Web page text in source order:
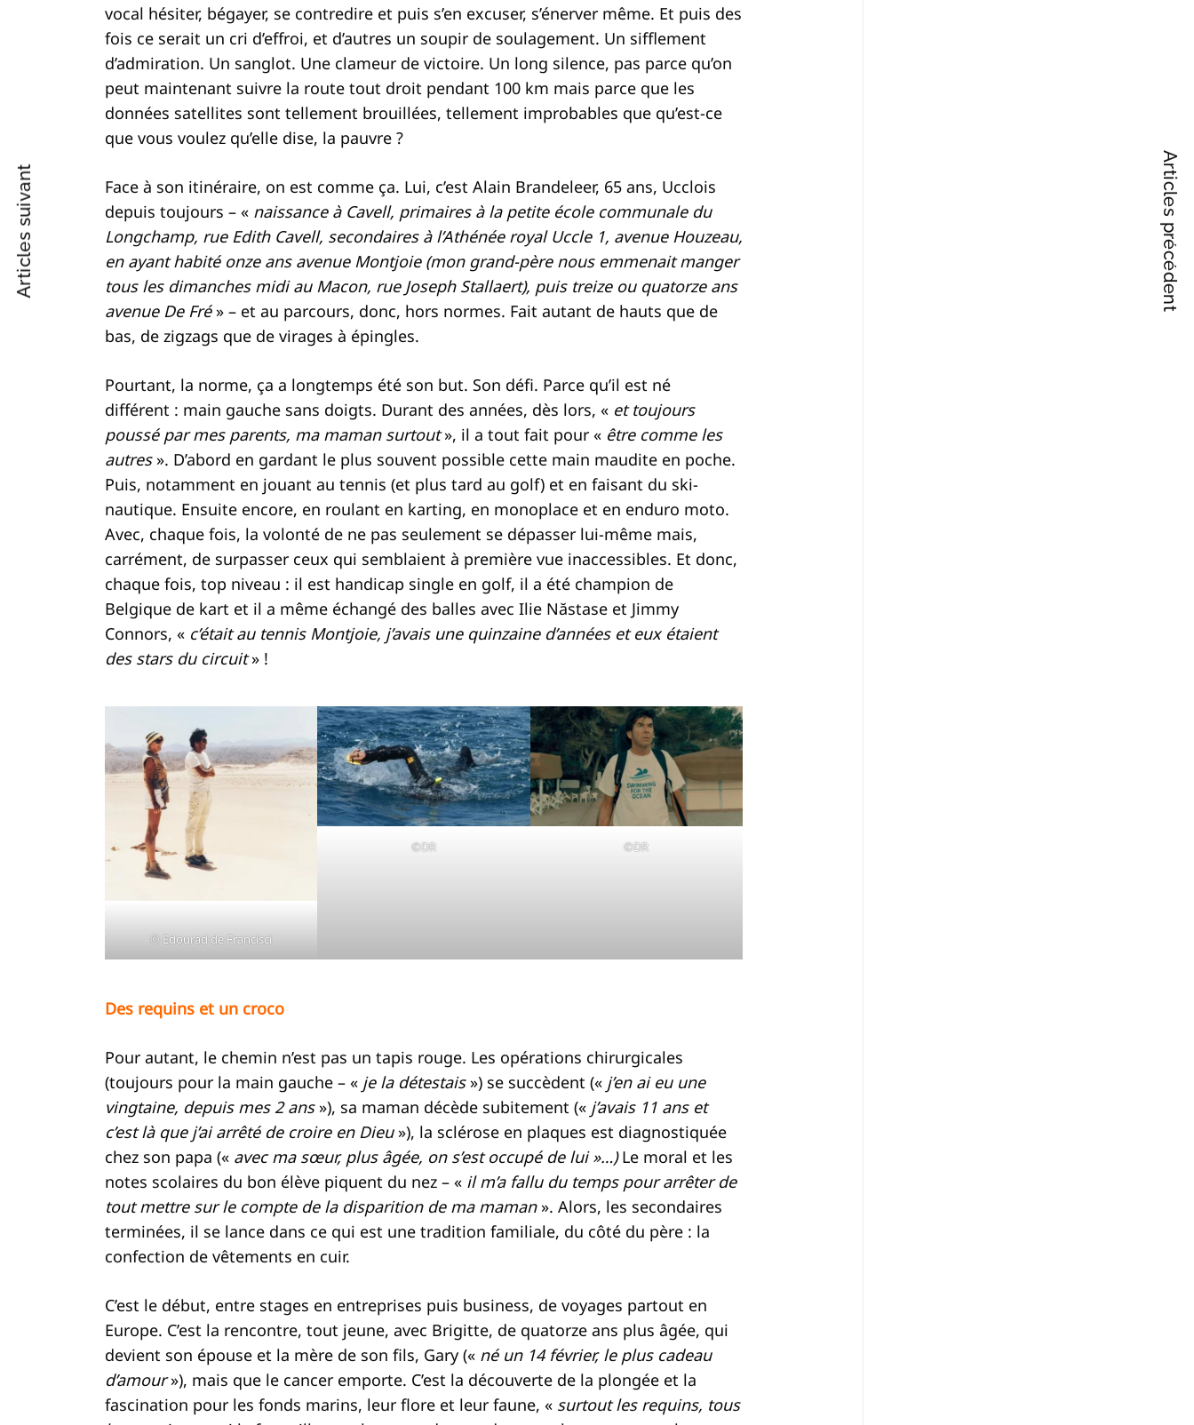
vocal hésiter, bégayer, se contredire et puis s’en excuser, s’énerver même. Et puis des
fois ce serait un cri d’effroi, et d’autres un soupir de soulagement. Un sifflement
d’admiration. Un sanglot. Une clameur de victoire. Un long silence, pas parce qu’on
peut maintenant suivre la route tout droit pendant 100 km mais parce que les
données satellites sont tellement brouillées, tellement improbables que qu’est-ce
que vous voulez qu’elle dise, la pauvre ?
Face à son itinéraire, on est comme ça. Lui, c’est Alain Brandeleer, 65 ans, Ucclois
depuis toujours – « naissance à Cavell, primaires à la petite école communale du
Longchamp, rue Edith Cavell, secondaires à l’Athénée royal Uccle 1, avenue Houzeau,
en ayant habité onze ans avenue Montjoie (mon grand-père nous emmenait manger
tous les dimanches midi au Macon, rue Joseph Stallaert), puis treize ou quatorze ans
avenue De Fré» – et au parcours, donc, hors normes. Fait autant de hauts que de
bas, de zigzags que de virages à épingles.
Pourtant, la norme, ça a longtemps été son but. Son défi. Parce qu’il est né
différent : main gauche sans doigts. Durant des années, dès lors, « et toujours
poussé par mes parents, ma maman surtout», il a tout fait pour « être comme les
autres». D’abord en gardant le plus souvent possible cette main maudite en poche.
Puis, notamment en jouant au tennis (et plus tard au golf) et en faisant du ski-
nautique. Ensuite encore, en roulant en karting, en monoplace et en enduro moto.
Avec, chaque fois, la volonté de ne pas seulement se dépasser lui-même mais,
carrément, de surpasser ceux qui semblaient à première vue inaccessibles. Et donc,
chaque fois, top niveau : il est handicap single en golf, il a été champion de
Belgique de kart et il a même échangé des balles avec Ilie Năstase et Jimmy
Connors, « c’était au tennis Montjoie, j’avais une quinzaine d’années et eux étaient
des stars du circuit» !
© Edourad de Francisci
©DR ©DR
Des requins et un croco
Pour autant, le chemin n’est pas un tapis rouge. Les opérations chirurgicales
(toujours pour la main gauche – « je la détestais») se succèdent (« j’en ai eu une
vingtaine, depuis mes 2 ans»), sa maman décède subitement (« j’avais 11 ans et
c’est là que j’ai arrêté de croire en Dieu»), la sclérose en plaques est diagnostiquée
chez son papa (« avec ma sœur, plus âgée, on s’est occupé de lui »…)Le moral et les
notes scolaires du bon élève piquent du nez – « il m’a fallu du temps pour arrêter de
tout mettre sur le compte de la disparition de ma maman ». Alors, les secondaires
terminées, il se lance dans ce qui est une tradition familiale, du côté du père : la
confection de vêtements en cuir.
C’est le début, entre stages en entreprises puis business, de voyages partout en
Europe. C’est la rencontre, tout jeune, avec Brigitte, de quatorze ans plus âgée, qui
devient son épouse et la mère de son fils, Gary (« né un 14 février, le plus cadeau
d’amour»), mais que le cancer emporte. C’est la découverte de la plongée et la
fascination pour les fonds marins, leur flore et leur faune, « surtout les requins, tous
Post
Navigation
Articles suivant Articles précédent